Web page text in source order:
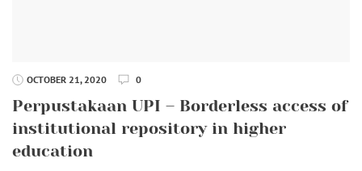
OCTOBER 21, 2020 0
Perpustakaan UPI – Borderless access of
institutional repository in higher
education